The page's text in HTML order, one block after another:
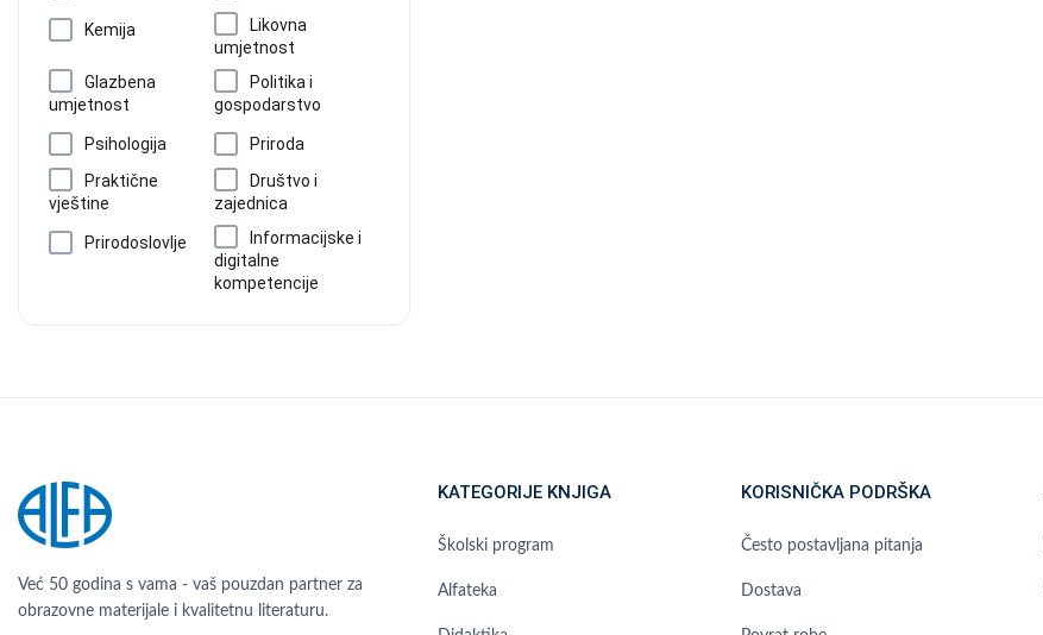
Kemija
Likovna
umjetnost
Glazbena
umjetnost
Politika i
gospodarstvo
Psihologija
Priroda
Praktične
vještine
Društvo i
zajednica
Prirodoslovlje
Informacijske i
digitalne
kompetencije
Već 50 godina s vama - vaš pouzdan partner za
obrazovne materijale i kvalitetnu literaturu.
KATEGORIJE KNJIGA
Školski program
Alfateka
KORISNIČKA PODRŠKA
Često postavljana pitanja
Dostava